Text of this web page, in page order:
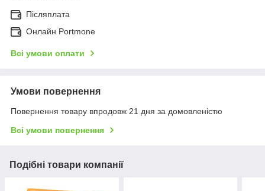
Післяплата
Онлайн Portmone
Всі умови оплати
Умови повернення
Повернення товару впродовж 21 дня за домовленістю
Всі умови повернення
Подібні товари компанії